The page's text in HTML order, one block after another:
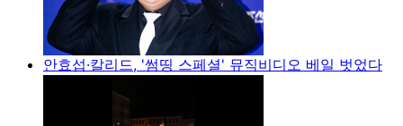
안효섭·칼리드, '썸띵 스페셜' 뮤직비디오 베일 벗었다